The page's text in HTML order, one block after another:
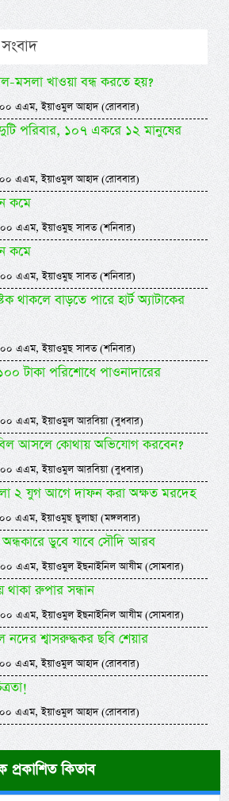
মসলা খাওয়া বন্ধ করতে হয়?
এএম, ইয়াওমুল আহাদ (রোববার)
দুটি পরিবার, ১০৭ একরে ১২ মানুষের
এএম, ইয়াওমুল আহাদ (রোববার)
কমে
এএম, ইয়াওমুছ সাবত (শনিবার)
কমে
এএম, ইয়াওমুছ সাবত (শনিবার)
থাকলে বাড়তে পারে হার্ট অ্যাটাকের
এএম, ইয়াওমুছ সাবত (শনিবার)
টাকা পরিশোধে পাওনাদারের
এএম, ইয়াওমুল আরবিয়া (বুধবার)
আসলে কোথায় অভিযোগ করবেন?
এএম, ইয়াওমুল আরবিয়া (বুধবার)
২ যুগ আগে দাফন করা অক্ষত মরদেহ
এএম, ইয়াওমুছ ছুলাছা (মঙ্গলবার)
ডুবে যাবে সৌদি আরব
এএম, ইয়াওমুল ইছনাইনিল আযীম (সোমবার)
থাকা রুপার সন্ধান
এএম, ইয়াওমুল ইছনাইনিল আযীম (সোমবার)
নদের শ্বাসরুদ্ধকর ছবি শেয়ার
এএম, ইয়াওমুল আহাদ (রোববার)
এএম, ইয়াওমুল আহাদ (রোববার)
প্রকাশিত কিতাব